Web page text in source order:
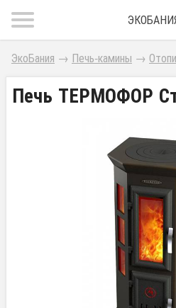
ЭкоБания → Печь-камины →
Печь ТЕРМОФОР